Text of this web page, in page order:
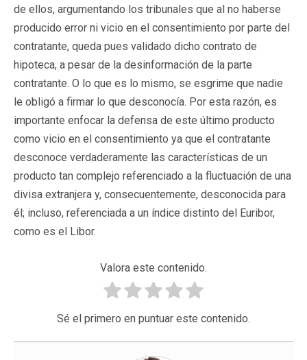
de ellos, argumentando los tribunales que al no haberse
producido error ni vicio en el consentimiento por parte del
contratante, queda pues validado dicho contrato de
hipoteca, a pesar de la desinformación de la parte
contratante. O lo que es lo mismo, se esgrime que nadie
le obligó a firmar lo que desconocía. Por esta razón, es
importante enfocar la defensa de este último producto
como vicio en el consentimiento ya que el contratante
desconoce verdaderamente las características de un
producto tan complejo referenciado a la fluctuación de una
divisa extranjera y, consecuentemente, desconocida para
él; incluso, referenciada a un índice distinto del Euribor,
como es el Libor.
Valora este contenido.
Sé el primero en puntuar este contenido.